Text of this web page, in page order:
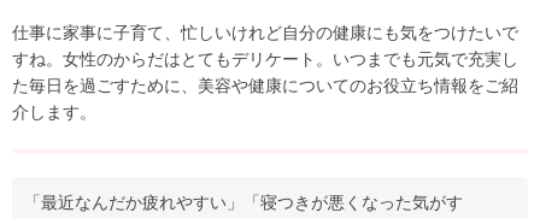
仕事に家事に子育て、忙しいけれど自分の健康にも気をつけたいで
すね。女性のからだはとてもデリケート。いつまでも元気で充実し
た毎日を過ごすために、美容や健康についてのお役立ち情報をご紹
介します。
「最近なんだか疲れやすい」「寝つきが悪くなった気がす